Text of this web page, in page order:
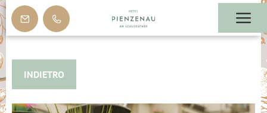
INDIETRO